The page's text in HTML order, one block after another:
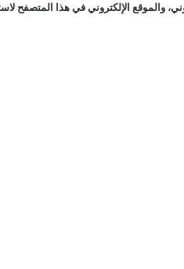
والموقع الإلكتروني في هذا المتصفح